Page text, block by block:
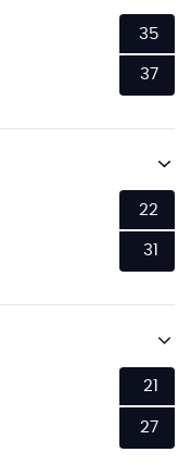
35
37
22
31
21
27